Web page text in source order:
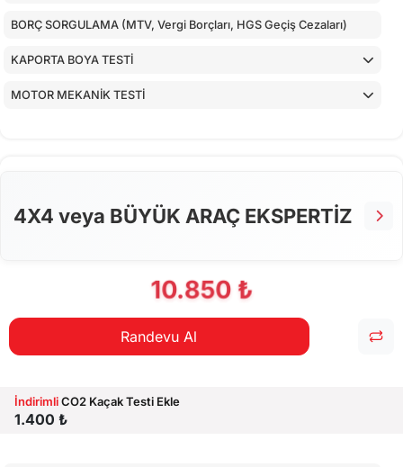
BORÇ SORGULAMA (MTV, Vergi Borçları, HGS Geçiş Cezaları)
KAPORTA BOYA TESTİ
MOTOR MEKANİK TESTİ
4X4 veya BÜYÜK ARAÇ EKSPERTİZ
10.850 ₺
Randevu Al
İndirimliCO2 Kaçak Testi Ekle
1.400 ₺